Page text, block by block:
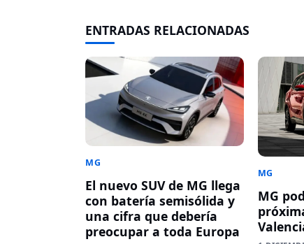
ENTRADAS RELACIONADAS
MG
El nuevo SUV de MG llega
con batería semisólida y
una cifra que debería
preocupar a toda Europa
MG
MG